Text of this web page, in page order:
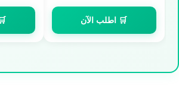
🛒 اطلب الآن